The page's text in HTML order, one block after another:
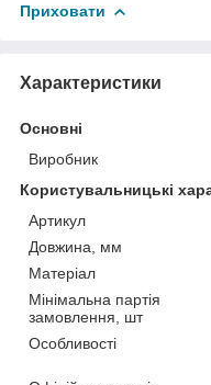
Приховати
Характеристики
Основні
Виробник
Користувальницькі
Артикул
Довжина, мм
Матеріал
Мінімальна партія
замовлення, шт
Особливості